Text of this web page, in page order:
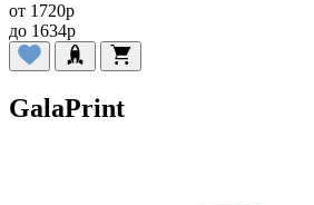
от 1720p
до 1634p
GalaPrint